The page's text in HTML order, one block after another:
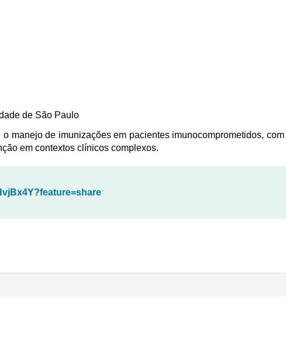
de São Paulo
manejo de imunizações em pacientes imunocomprometidos,
em contextos clínicos complexos.